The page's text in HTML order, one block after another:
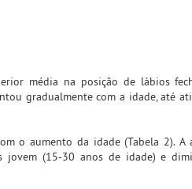
média na posição de lábios
gradualmente com a idade, até
o aumento da idade (Tabela 2). A
jovem (15-30 anos de idade) e